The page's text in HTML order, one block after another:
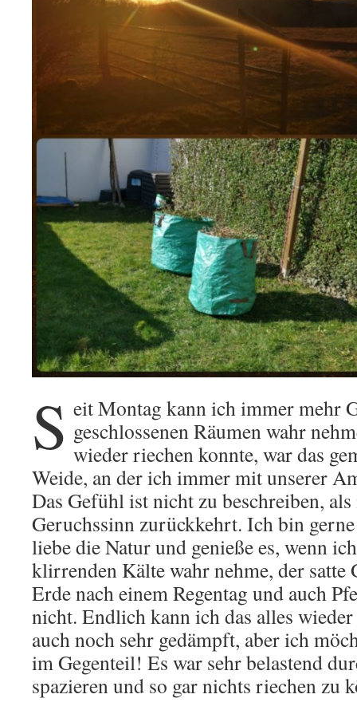
S eit Montag kann ich immer mehr
geschlossenen Räumen wahr
wieder riechen konnte, war das
Weide, an der ich immer mit unserer
Das Gefühl ist nicht zu beschreiben,
Geruchssinn zurückkehrt. Ich bin
liebe die Natur und genieße es, wenn
klirrenden Kälte wahr nehme, der satte
Erde nach einem Regentag und auch
nicht. Endlich kann ich das alles
auch noch sehr gedämpft, aber ich
im Gegenteil! Es war sehr belastend
spazieren und so gar nichts riechen zu